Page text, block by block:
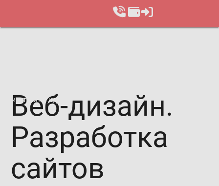
Записаться на курс
Веб-ди­зайн.
Раз­ра­бот­ка
сай­тов